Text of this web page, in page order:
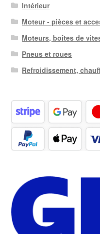
Intérieur
Moteur - pièces et
Moteurs, boîtes de
Pneus et roues
Refroidissement,